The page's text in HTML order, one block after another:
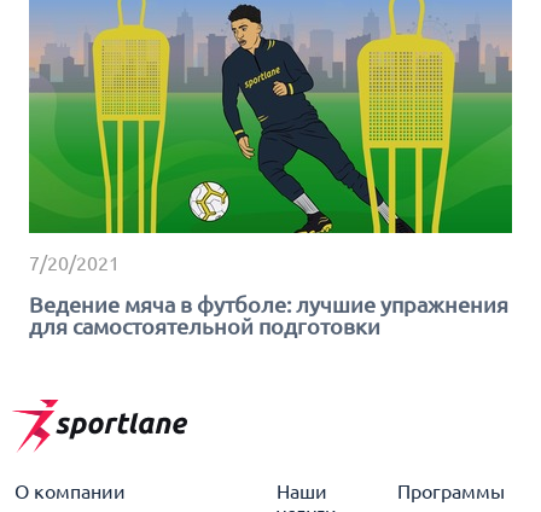
7/20/2021
Ведение мяча в футболе: лучшие упражнения
для самостоятельной подготовки
О компании
Наши
Программы